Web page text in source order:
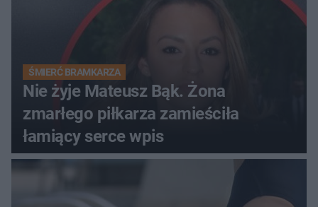
ŚMIERĆ BRAMKARZA
Nie żyje Mateusz Bąk. Żona
zmarłego piłkarza zamieściła
łamiący serce wpis